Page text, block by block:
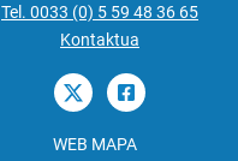
Tel. 0033 (0) 5 59 48 36 65
Kontaktua
WEB MAPA